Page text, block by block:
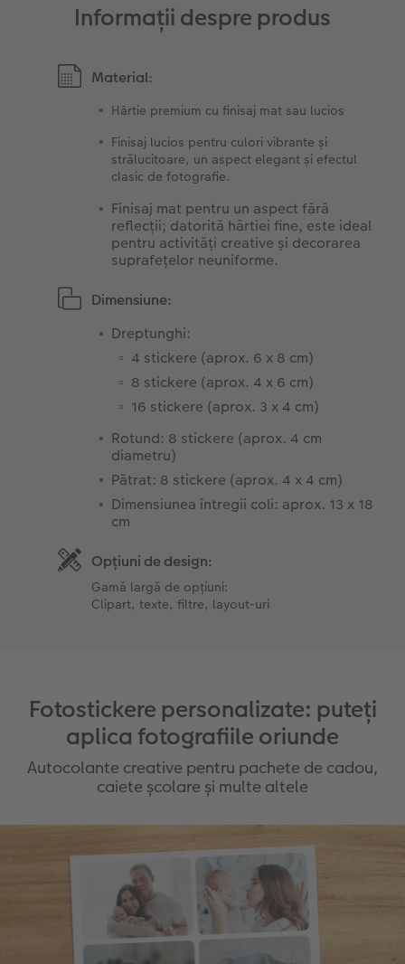
Informații despre produs
Material:
Hârtie premium cu finisaj mat sau lucios
Finisaj lucios pentru culori vibrante și
strălucitoare, un aspect elegant și efectul
clasic de fotografie.
Finisaj mat pentru un aspect fără
reflecții; datorită hârtiei fine, este ideal
pentru activități creative și decorarea
suprafețelor neuniforme.
Dimensiune:
Dreptunghi:
4 stickere (aprox. 6 x 8 cm)
8 stickere (aprox. 4 x 6 cm)
16 stickere (aprox. 3 x 4 cm)
Rotund: 8 stickere (aprox. 4 cm
diametru)
Pătrat: 8 stickere (aprox. 4 x 4 cm)
Dimensiunea întregii coli: aprox. 13 x 18
cm
Opțiuni de design:
Gamă largă de opțiuni:
Clipart, texte, filtre, layout-uri
Fotostickere personalizate: puteți
aplica fotografiile oriunde
Autocolante creative pentru pachete de cadou,
caiete școlare și multe altele